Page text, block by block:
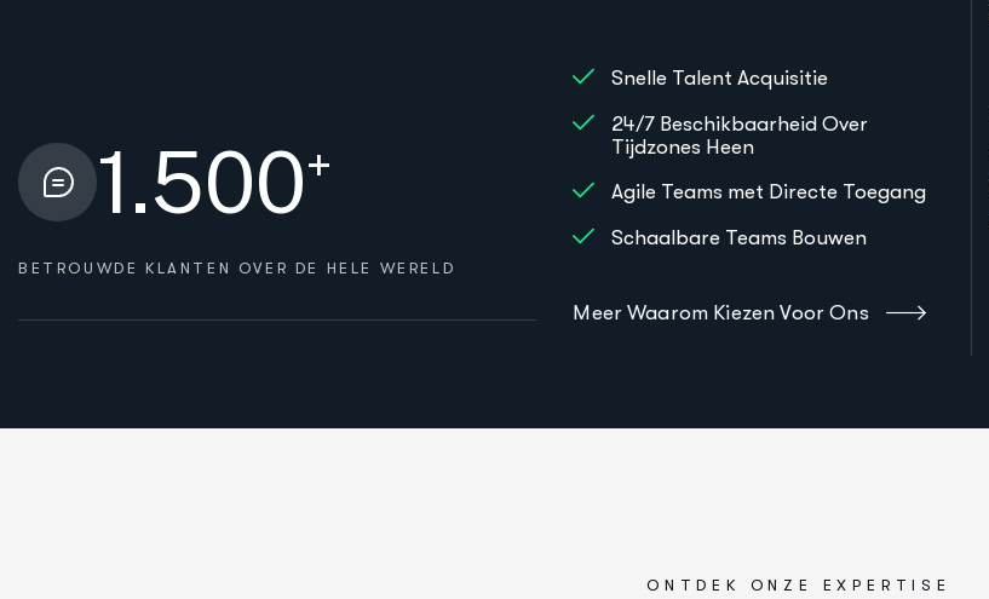
1.500+
BETROUWDE KLANTEN OVER DE HELE WERELD
Snelle Talent Acquisitie
24/7 Beschikbaarheid Over
Tijdzones Heen
Agile Teams met Directe Toegang
Schaalbare Teams Bouwen
Meer Waarom Kiezen Voor Ons
ONTDEK ONZE EXPERTISE